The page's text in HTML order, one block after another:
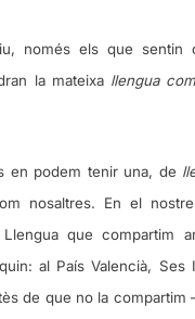
només els que
la mateixa llengua
en podem tenir una, de
nosaltres. En el
que compartim
al País Valencià,
de que no la compartim